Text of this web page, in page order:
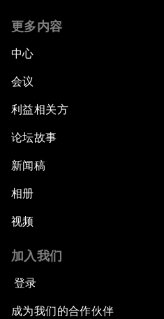
更多内容
中心
会议
利益相关方
论坛故事
新闻稿
相册
视频
加入我们
登录
成为我们的合作伙伴